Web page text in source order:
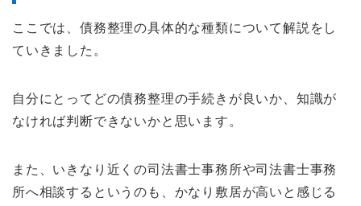
ここでは、債務整理の具体的な種類について解説をし
ていきました。
自分にとってどの債務整理の手続きが良いか、知識が
なければ判断できないかと思います。
また、いきなり近くの司法書士事務所や司法書士事務
所へ相談するというのも、かなり敷居が高いと感じる